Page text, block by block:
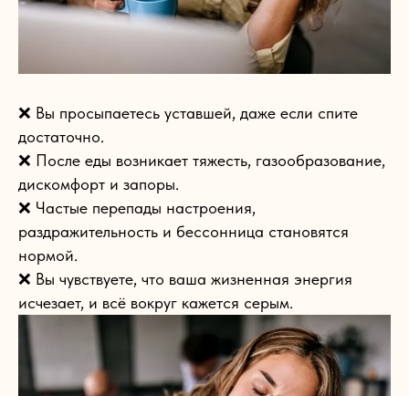
❌ Вы просыпаетесь уставшей, даже если спите
достаточно.
❌ После еды возникает тяжесть, газообразование,
дискомфорт и запоры.
❌ Частые перепады настроения,
раздражительность и бессонница становятся
нормой.
❌ Вы чувствуете, что ваша жизненная энергия
исчезает, и всё вокруг кажется серым.